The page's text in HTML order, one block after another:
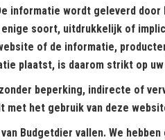
informatie wordt geleverd
soort, uitdrukkelijk of
of de informatie,
plaatst, is daarom strikt op
beperking, indirecte of
het gebruik van deze
Budgetdier vallen. We